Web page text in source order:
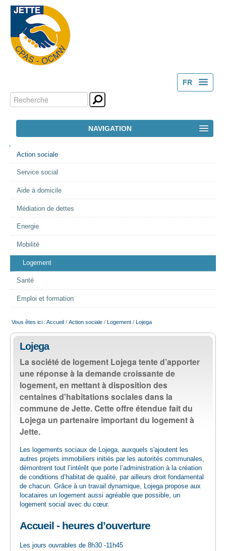
FR
Outils
personnels
Chercher par
Recherche
NAVIGATION
LE CPAS
ACTION SOCIALE
EMPLOI
AIDE ALIMENTAIRE
SENIORS
CULTURE ET JEUNESSE
NAVIGATION
Action sociale
Service social
Aide à domicile
Médiation de dettes
Energie
Mobilité
Logement
Santé
Emploi et formation
Vous êtes ici : Accueil / Action sociale / Logement / Lojega
Lojega
La société de logement Lojega tente d’apporter
une réponse à la demande croissante de
logement, en mettant à disposition des
centaines d'habitations sociales dans la
commune de Jette. Cette offre étendue fait du
Lojega un partenaire important du logement à
Jette.
Les logements sociaux de Lojega, auxquels s'ajoutent les
autres projets immobiliers initiés par les autorités communales,
démontrent tout l’intérêt que porte l’administration à la création
de conditions d’habitat de qualité, par ailleurs droit fondamental
de chacun. Grâce à un travail dynamique, Lojega propose aux
locataires un logement aussi agréable que possible, un
logement social avec du cœur.
Accueil - heures d’ouverture
Les jours ouvrables de 8h30 -11h45